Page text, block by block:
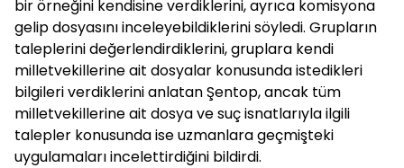
bir örneğini kendisine verdiklerini, ayrıca komisyona
gelip dosyasını inceleyebildiklerini söyledi. Grupların
taleplerini değerlendirdiklerini, gruplara kendi
milletvekillerine ait dosyalar konusunda istedikleri
bilgileri verdiklerini anlatan Şentop, ancak tüm
milletvekillerine ait dosya ve suç isnatlarıyla ilgili
talepler konusunda ise uzmanlara geçmişteki
uygulamaları incelettirdiğini bildirdi.